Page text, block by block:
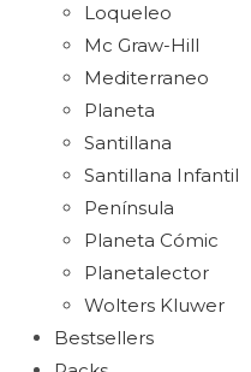
Loqueleo
Mc Graw-Hill
Mediterraneo
Planeta
Santillana
Santillana Infantil
Península
Planeta Cómic
Planetalector
Wolters Kluwer
Bestsellers